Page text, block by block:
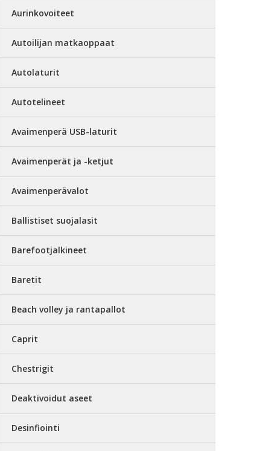
Aurinkovoiteet
Autoilijan matkaoppaat
Autolaturit
Autotelineet
Avaimenperä USB-laturit
Avaimenperät ja -ketjut
Avaimenperävalot
Ballistiset suojalasit
Barefootjalkineet
Baretit
Beach volley ja rantapallot
Caprit
Chestrigit
Deaktivoidut aseet
Desinfiointi